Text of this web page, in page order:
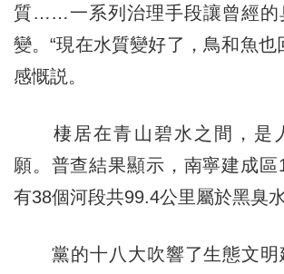
質……一系列治理手段讓曾經的
變。“現在水質變好了，鳥和魚也
感慨説。
棲居在青山碧水之間，是
願。普查結果顯示，南寧建成區
有38個河段共99.4公里屬於黑臭水
黨的十八大吹響了生態文明